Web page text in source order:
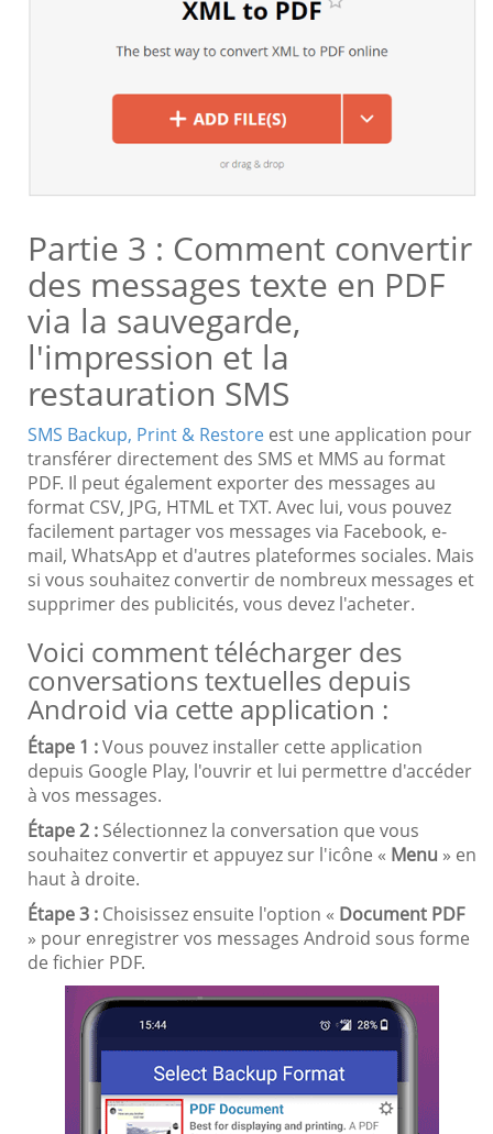
Partie 3 : Comment convertir
des messages texte en PDF
via la sauvegarde,
l'impression et la
restauration SMS
SMS Backup, Print & Restore est une application pour
transférer directement des SMS et MMS au format
PDF. Il peut également exporter des messages au
format CSV, JPG, HTML et TXT. Avec lui, vous pouvez
facilement partager vos messages via Facebook, e-
mail, WhatsApp et d'autres plateformes sociales. Mais
si vous souhaitez convertir de nombreux messages et
supprimer des publicités, vous devez l'acheter.
Voici comment télécharger des
conversations textuelles depuis
Android via cette application :
Étape 1 :Vous pouvez installer cette application
depuis Google Play, l'ouvrir et lui permettre d'accéder
à vos messages.
Étape 2 : Sélectionnez la conversation que vous
souhaitez convertir et appuyez sur l'icône « Menu » en
haut à droite.
Étape 3 : Choisissez ensuite l'option « Document PDF
» pour enregistrer vos messages Android sous forme
de fichier PDF.